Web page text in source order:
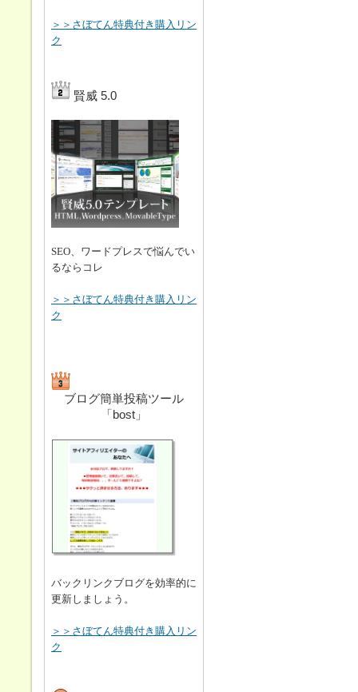
＞＞さぼてん特典付き購入リン
ク
賢威 5.0
SEO、ワードプレスで悩んでい
るならコレ
＞＞さぼてん特典付き購入リン
ク
ブログ簡単投稿ツール
「bost」
バックリンクブログを効率的に
更新しましょう。
＞＞さぼてん特典付き購入リン
ク